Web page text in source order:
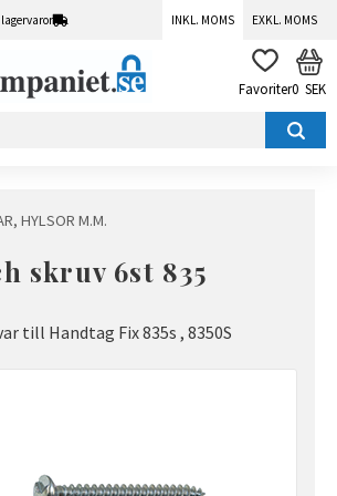
INKL. MOMS EXKL. MOMS
FAVORITER
0 SEK
HYLSOR M.M.
skruv 6st 835
till Handtag Fix 835s , 8350S